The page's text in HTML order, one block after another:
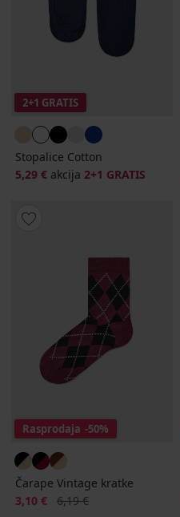
2+1 GRATIS
Stopalice Cotton
5,29 € akcija 2+1 GRATIS
Rasprodaja -50%
Čarape Vintage kratke
Popust
3,10 € Prvobitna cijena
6,19 €